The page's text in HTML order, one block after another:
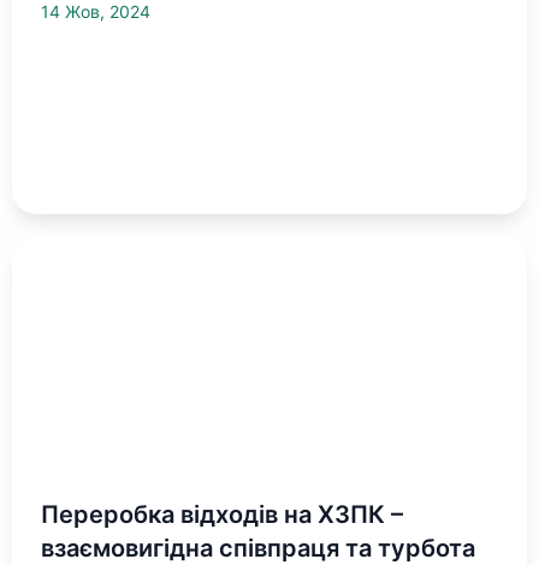
14 Жов, 2024
Переробка відходів на ХЗПК –
взаємовигідна співпраця та турбота